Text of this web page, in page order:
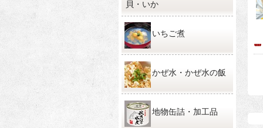
貝・いか
いちご煮
かぜ水・かぜ水の飯
地物缶詰・加工品